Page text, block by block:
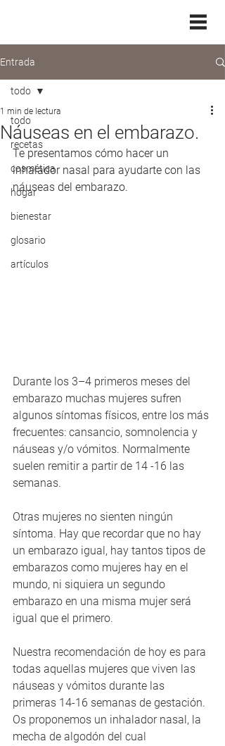
Entrada
todo
recetas
cosmética
hogar
bienestar
glosario
artículos
todo
Náuseas en el embarazo.
1 min de lectura
Te presentamos cómo hacer un
inhalador nasal para ayudarte con las
náuseas del embarazo.
Durante los 3–4 primeros meses del
embarazo muchas mujeres sufren
algunos síntomas físicos, entre los más
frecuentes: cansancio, somnolencia y
náuseas y/o vómitos. Normalmente
suelen remitir a partir de 14 -16 las
semanas.
Otras mujeres no sienten ningún
síntoma. Hay que recordar que no hay
un embarazo igual, hay tantos tipos de
embarazos como mujeres hay en el
mundo, ni siquiera un segundo
embarazo en una misma mujer será
igual que el primero.
Nuestra recomendación de hoy es para
todas aquellas mujeres que viven las
náuseas y vómitos durante las
primeras 14-16 semanas de gestación.
Os proponemos un inhalador nasal, la
mecha de algodón del cual